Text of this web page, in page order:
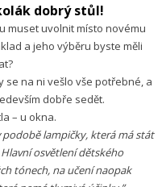
dobrý stůl!
muset uvolnit místo novému
a jeho výběru byste měli
se na ni vešlo vše potřebné, a
dobře sedět.
– u okna.
lampičky, která má stát
osvětlení dětského
tónech, na učení naopak